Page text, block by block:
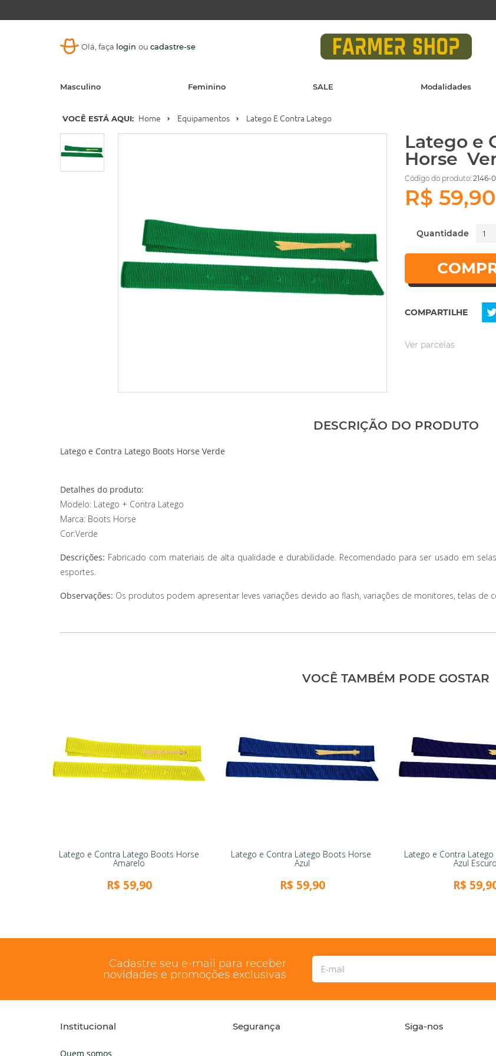
Olá, faça login ou cadastre-se
Masculino Feminino SALE Modalidades
VOCÊ ESTÁ AQUI: Home Equipamentos Latego E Contra Latego
Latego e
Horse
Código do produto: 2146-0
R$ 59,90
Quantidade
COMPARTILHE
Ver parcelas
DESCRIÇÃO DO PRODUTO
Latego e Contra Latego Boots Horse Verde
Detalhes do produto:
Modelo: Latego + Contra Latego
Marca: Boots Horse
Cor:Verde
Descrições: Fabricado com materiais de alta qualidade e durabilidade. Recomendado para ser usado em
esportes.
Observações: Os produtos podem apresentar leves variações devido ao flash, variações de monitores, telas de
VOCÊ TAMBÉM PODE GOSTAR
Latego e Contra Latego Boots Horse
Amarelo
R$ 59,90
Latego e Contra Latego Boots Horse
Azul
R$ 59,90
Latego e Contra
Azul Escuro
R$
Cadastre seu e-mail para receber
novidades e promoções exclusivas
Institucional
Quem somos
Segurança Siga-nos